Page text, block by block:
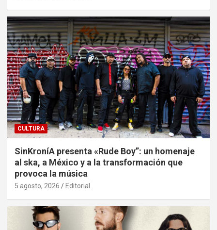
CULTURA
SinKroníA presenta «Rude Boy”: un homenaje
al ska, a México y a la transformación que
provoca la música
5 agosto, 2026 Editorial